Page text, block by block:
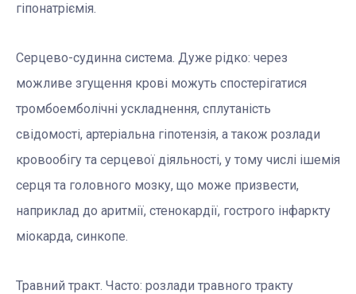
гіпонатріємія.
Серцево-судинна система. Дуже рідко: через
можливе згущення крові можуть спостерігатися
тромбоемболічні ускладнення, сплутаність
свідомості, артеріальна гіпотензія, а також розлади
кровообігу та серцевої діяльності, у тому числі ішемія
серця та головного мозку, що може призвести,
наприклад до аритмії, стенокардії, гострого інфаркту
міокарда, синкопе.
Травний тракт. Часто: розлади травного тракту